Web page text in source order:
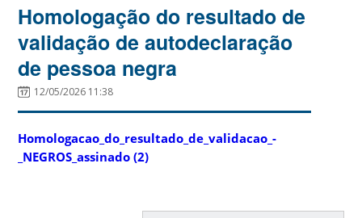
Homologação do resultado de
validação de autodeclaração
de pessoa negra
12/05/2026 11:38
Homologacao_do_resultado_de_validacao_-
_NEGROS_assinado (2)